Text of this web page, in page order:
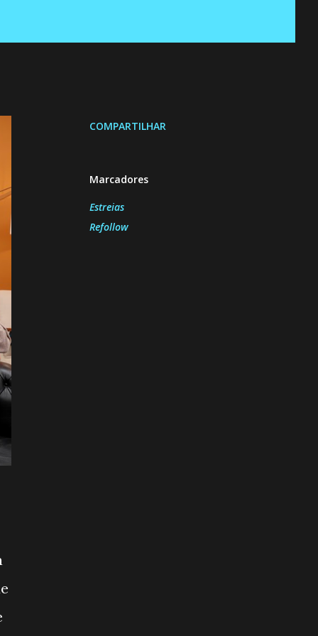
COMPARTILHAR
Marcadores
Estreias
Refollow